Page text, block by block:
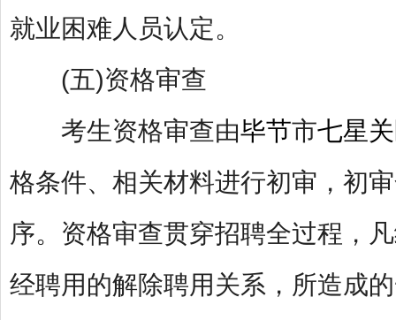
就业困难人员认定。
(五)资格审查
考生资格审查由毕节市七星
格条件、相关材料进行初审，初
序。资格审查贯穿招聘全过程，
经聘用的解除聘用关系，所造成